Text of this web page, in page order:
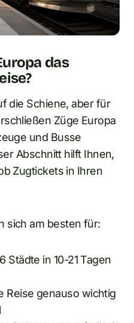
das
die Schiene, aber für
Züge Europa
und Busse
Abschnitt hilft Ihnen,
Zugtickets in Ihren
sich am besten für:
Städte in 10-21 Tagen
Reise genauso wichtig